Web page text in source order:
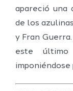
apareció una
de los
y Fran
este
imponiéndose